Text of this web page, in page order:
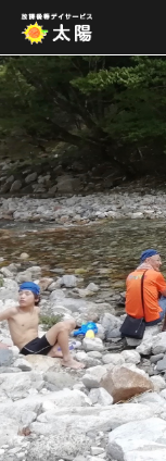
Skip
content